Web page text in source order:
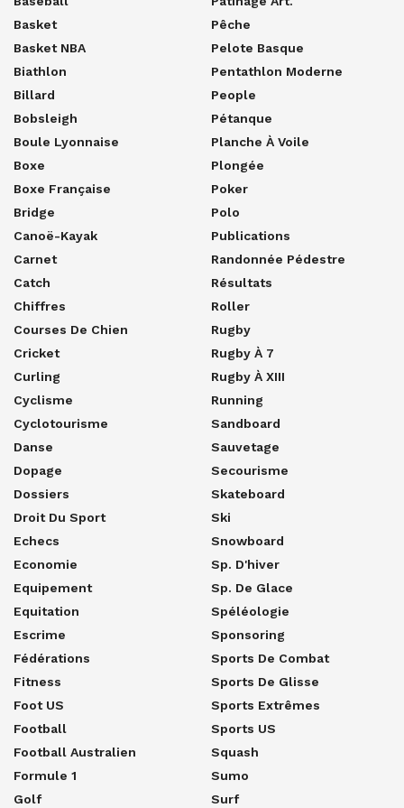
Basket
Basket NBA
Biathlon
Billard
Bobsleigh
Boule Lyonnaise
Boxe
Boxe Française
Bridge
Canoë-Kayak
Carnet
Catch
Chiffres
Courses De Chien
Cricket
Curling
Cyclisme
Cyclotourisme
Danse
Dopage
Dossiers
Droit Du Sport
Echecs
Economie
Equipement
Equitation
Escrime
Fédérations
Fitness
Foot US
Football
Football Australien
Formule 1
Golf
Pêche
Pelote Basque
Pentathlon Moderne
People
Pétanque
Planche À Voile
Plongée
Poker
Polo
Publications
Randonnée Pédestre
Résultats
Roller
Rugby
Rugby À 7
Rugby À XIII
Running
Sandboard
Sauvetage
Secourisme
Skateboard
Ski
Snowboard
Sp. D'hiver
Sp. De Glace
Spéléologie
Sponsoring
Sports De Combat
Sports De Glisse
Sports Extrêmes
Sports US
Squash
Sumo
Surf